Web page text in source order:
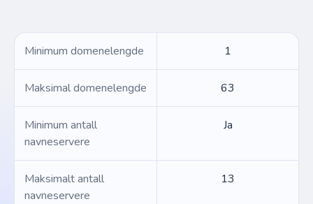
Minimum domenelengde 1
Maksimal domenelengde 63
Minimum antall
navneservere
Ja
Maksimalt antall
navneservere
13